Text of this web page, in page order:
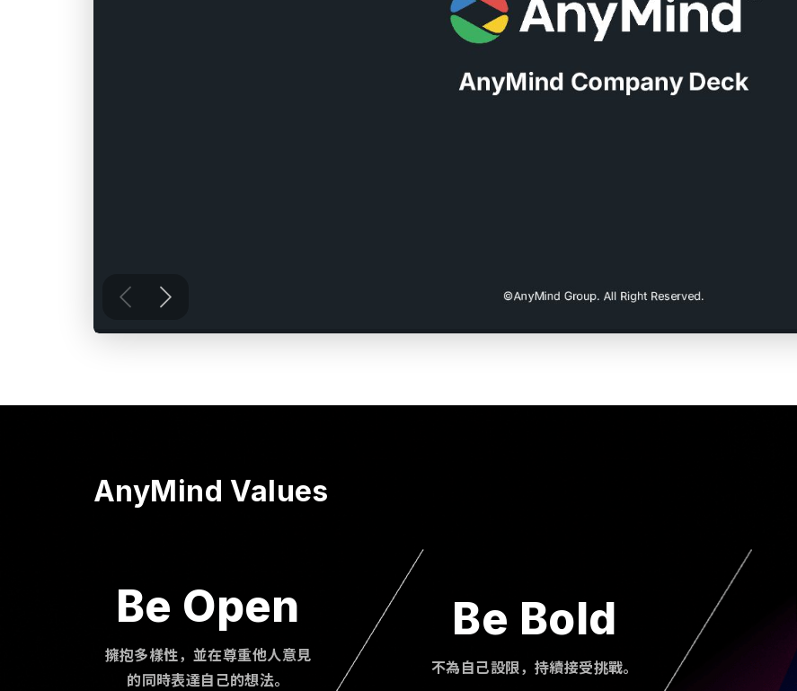
AnyMind Values
Be Open
擁抱多樣性，並在尊重他人意見
的同時表達自己的想法。
Be Bold
不為自己設限，持續接受挑戰。